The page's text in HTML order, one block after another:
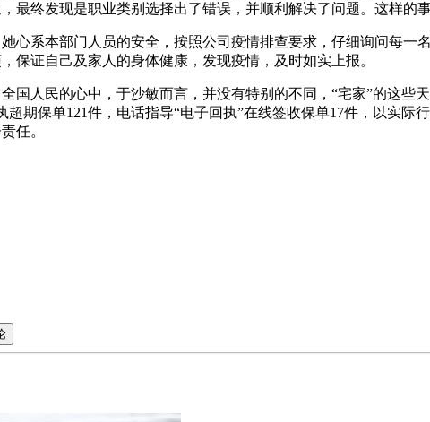
最终发现是职业类别选择出了错误，并顺利解决了问题。这样的
心系本部门人员的安全，按照公司疫情排查要求，仔细询问每
保证自己及家人的身体健康，发现疫情，及时如实上报。
国人民的心中，于沙敏而言，并没有特别的不同，“宅家”的这
期保单121件，电话指导“电子回执”在线签收保单17件，以实际
任。